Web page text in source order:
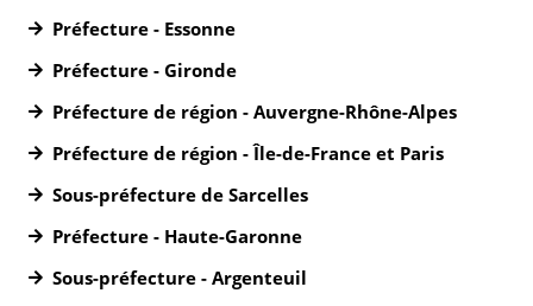
Préfecture - Essonne
Préfecture - Gironde
Préfecture de région - Auvergne-Rhône-Alpes
Préfecture de région - Île-de-France et Paris
Sous-préfecture de Sarcelles
Préfecture - Haute-Garonne
Sous-préfecture - Argenteuil